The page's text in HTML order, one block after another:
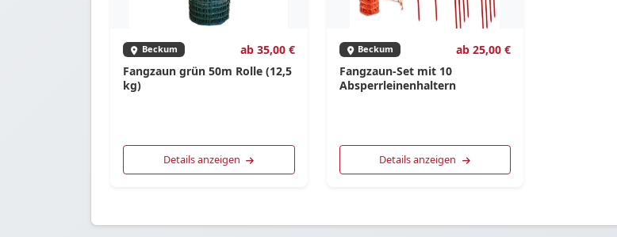
Beckum
ab 35,00 €
Fangzaun grün 50m Rolle (12,5
kg)
Details anzeigen
Beckum
ab 25,00 €
Fangzaun-Set mit 10
Absperrleinenhaltern
Details anzeigen